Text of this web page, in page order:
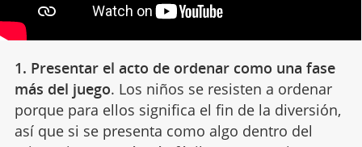
1. Presentar el acto de ordenar como una fase
más del juego. Los niños se resisten a ordenar
porque para ellos significa el fin de la diversión,
así que si se presenta como algo dentro del